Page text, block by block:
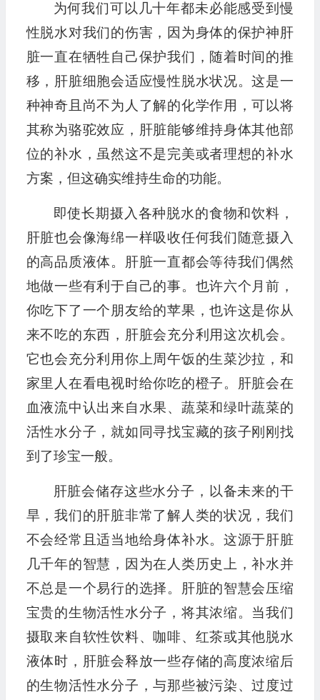
为何我们可以几十年都未必能感受到慢
性脱水对我们的伤害，因为身体的保护神肝
脏一直在牺牲自己保护我们，随着时间的推
移，肝脏细胞会适应慢性脱水状况。这是一
种神奇且尚不为人了解的化学作用，可以将
其称为骆驼效应，肝脏能够维持身体其他部
位的补水，虽然这不是完美或者理想的补水
方案，但这确实维持生命的功能。
即使长期摄入各种脱水的食物和饮料，
肝脏也会像海绵一样吸收任何我们随意摄入
的高品质液体。肝脏一直都会等待我们偶然
地做一些有利于自己的事。也许六个月前，
你吃下了一个朋友给的苹果，也许这是你从
来不吃的东西，肝脏会充分利用这次机会。
它也会充分利用你上周午饭的生菜沙拉，和
家里人在看电视时给你吃的橙子。肝脏会在
血液流中认出来自水果、蔬菜和绿叶蔬菜的
活性水分子，就如同寻找宝藏的孩子刚刚找
到了珍宝一般。
肝脏会储存这些水分子，以备未来的干
旱，我们的肝脏非常了解人类的状况，我们
不会经常且适当地给身体补水。这源于肝脏
几千年的智慧，因为在人类历史上，补水并
不总是一个易行的选择。肝脏的智慧会压缩
宝贵的生物活性水分子，将其浓缩。当我们
摄取来自软性饮料、咖啡、红茶或其他脱水
液体时，肝脏会释放一些存储的高度浓缩后
的生物活性水分子，与那些被污染、过度过